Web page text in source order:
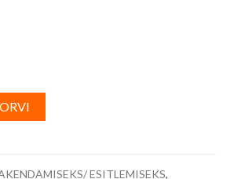
ESITLEMISEKS,